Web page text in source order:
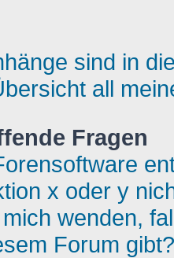
sind in
all
Fragen
x oder y
wenden,
Forum gibt?